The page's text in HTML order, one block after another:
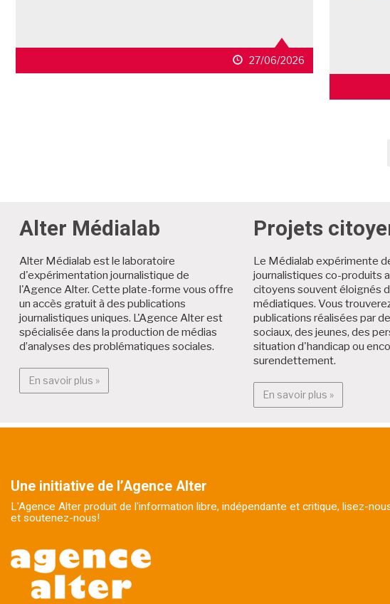
27/06/2026
Alter Médialab
Alter Médialab est le laboratoire
d'expérimentation journalistique de
l'Agence Alter. Cette plate-forme vous offre
un accès gratuit à des publications
journalistiques uniques. L'Agence Alter est
spécialisée dans la production de médias
d’analyses des problématiques sociales.
En savoir plus »En savoir plus : Alter Médialab
Projets
Le Médialab expérimente
journalistiques co-produits
citoyens souvent éloignés
médiatiques. Vous
publications réalisées par
sociaux, des jeunes, des
situation d'handicap ou
surendettement.
En savoir plus »En savoir
Une initiative de l’Agence Alter
L'Agence Alter produit de l'information libre, indépendante et critique, lisez-
et soutenez-nous!